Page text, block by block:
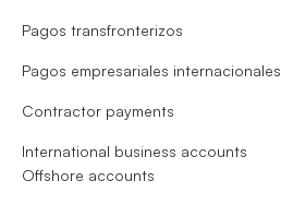
Pagos transfronterizos
Pagos empresariales internacionales
Contractor payments
International business accounts
Offshore accounts